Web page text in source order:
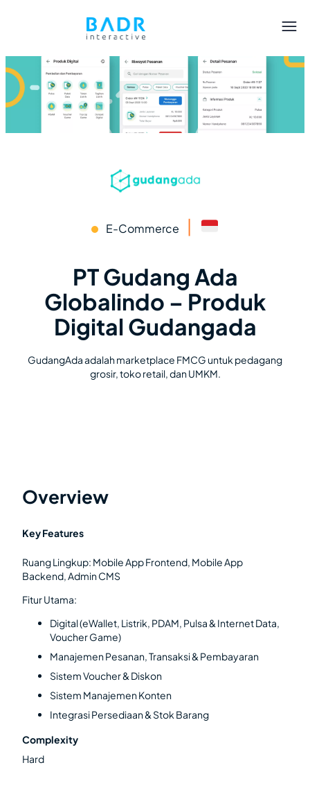
E-Commerce |
PT Gudang Ada
Globalindo – Produk
Digital Gudangada
GudangAda adalah marketplace FMCG untuk pedagang
grosir, toko retail, dan UMKM.
Overview
Key Features
Ruang Lingkup: Mobile App Frontend, Mobile App
Backend, Admin CMS
Fitur Utama:
Digital(eWallet, Listrik, PDAM, Pulsa& Internet Data,
VoucherGame)
Manajemen Pesanan, Transaksi& Pembayaran
Sistem Voucher& Diskon
Sistem Manajemen Konten
Integrasi Persediaan & Stok Barang
Complexity
Hard